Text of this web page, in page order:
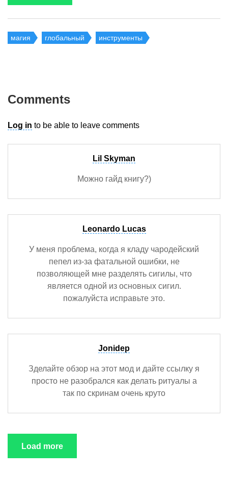
магия глобальный инструменты
Comments
Log in to be able to leave comments
Lil Skyman
Можно гайд книгу?)
Leonardo Lucas
У меня проблема, когда я кладу чародейский
пепел из-за фатальной ошибки, не
позволяющей мне разделять сигилы, что
является одной из основных сигил.
пожалуйста исправьте это.
Jonidep
Зделайте обзор на этот мод и дайте ссылку я
просто не разобрался как делать ритуалы а
так по скринам очень круто
Load more